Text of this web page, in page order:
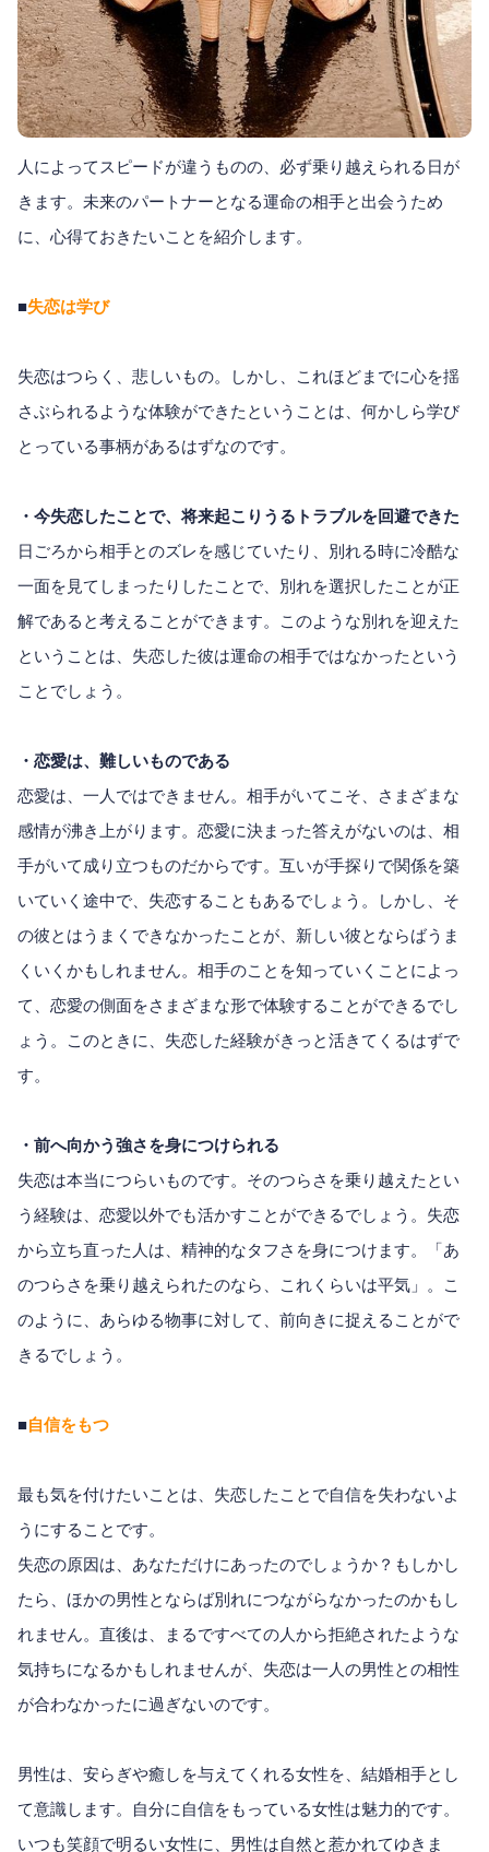
人によってスピードが違うものの、必ず乗り越えられる日が
きます。未来のパートナーとなる運命の相手と出会うため
に、心得ておきたいことを紹介します。
■失恋は学び
失恋はつらく、悲しいもの。しかし、これほどまでに心を揺
さぶられるような体験ができたということは、何かしら学び
とっている事柄があるはずなのです。
・今失恋したことで、将来起こりうるトラブルを回避できた
日ごろから相手とのズレを感じていたり、別れる時に冷酷な
一面を見てしまったりしたことで、別れを選択したことが正
解であると考えることができます。このような別れを迎えた
ということは、失恋した彼は運命の相手ではなかったという
ことでしょう。
・恋愛は、難しいものである
恋愛は、一人ではできません。相手がいてこそ、さまざまな
感情が沸き上がります。恋愛に決まった答えがないのは、相
手がいて成り立つものだからです。互いが手探りで関係を築
いていく途中で、失恋することもあるでしょう。しかし、そ
の彼とはうまくできなかったことが、新しい彼とならばうま
くいくかもしれません。相手のことを知っていくことによっ
て、恋愛の側面をさまざまな形で体験することができるでし
ょう。このときに、失恋した経験がきっと活きてくるはずで
す。
・前へ向かう強さを身につけられる
失恋は本当につらいものです。そのつらさを乗り越えたとい
う経験は、恋愛以外でも活かすことができるでしょう。失恋
から立ち直った人は、精神的なタフさを身につけます。「あ
のつらさを乗り越えられたのなら、これくらいは平気」。こ
のように、あらゆる物事に対して、前向きに捉えることがで
きるでしょう。
■自信をもつ
最も気を付けたいことは、失恋したことで自信を失わないよ
うにすることです。
失恋の原因は、あなただけにあったのでしょうか？もしかし
たら、ほかの男性とならば別れにつながらなかったのかもし
れません。直後は、まるですべての人から拒絶されたような
気持ちになるかもしれませんが、失恋は一人の男性との相性
が合わなかったに過ぎないのです。
男性は、安らぎや癒しを与えてくれる女性を、結婚相手とし
て意識します。自分に自信をもっている女性は魅力的です。
いつも笑顔で明るい女性に、男性は自然と惹かれてゆきま